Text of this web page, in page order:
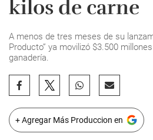
kilos de carne
A menos de tres meses de su
Producto” ya movilizó $3.500
ganadería.
+ Agregar Más Produccion en